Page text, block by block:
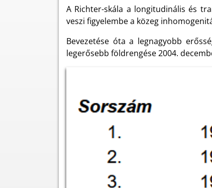
A Richter-skála a longitudinális és
veszi figyelembe a közeg
Bevezetése óta a legnagyobb
legerősebb földrengése 2004.